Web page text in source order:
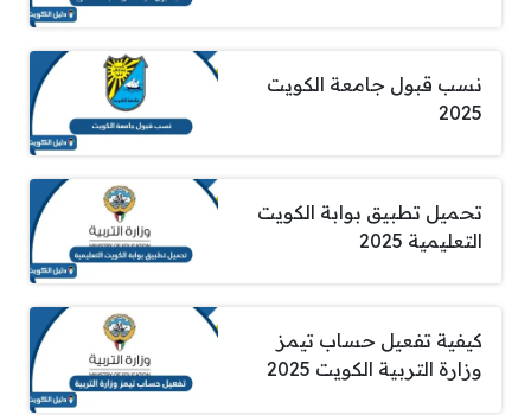
نسب قبول جامعة الكويت
2025
تحميل تطبيق بوابة الكويت
التعليمية 2025
كيفية تفعيل حساب تيمز
وزارة التربية الكويت 2025